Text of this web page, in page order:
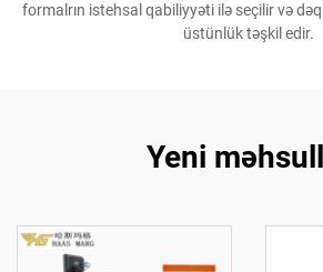
formalrın istehsal qabiliyyəti ilə seçilir və
üstünlük təşkil edir.
Yeni